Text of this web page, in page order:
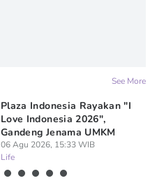
See More
Plaza Indonesia Rayakan "I
Love Indonesia 2026",
Gandeng Jenama UMKM
06 Agu 2026, 15:33 WIB
Life